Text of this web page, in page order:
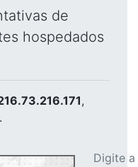
de
hospedados
,
Digite